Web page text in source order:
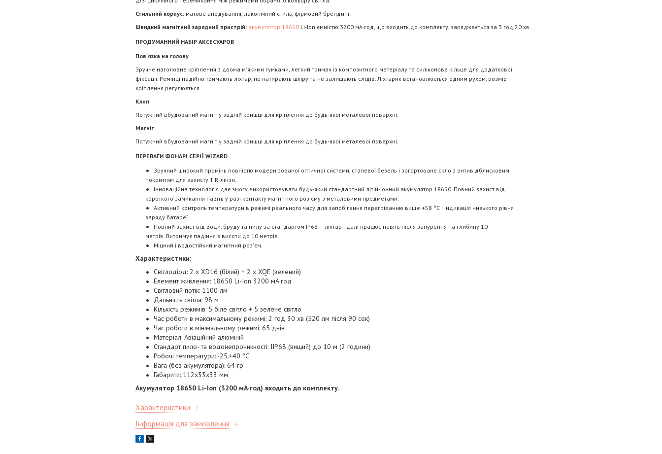
Стильний корпус: матове анодування, лаконічний стиль, фірмовий брендинг.
Швидкий магнітний зарядний пристрій: акумулятор 18650 Li-Ion ємністю 3200 мА·год, що входить до комплекту, заряджається за 3 год 20 хв.
ПРОДУМАННИЙ НАБІР АКСЕСУАРОВ
Пов'язка на голову
Зручне наголовне кріплення з двома м'якими гумками, легкий тримач із композитного матеріалу та силіконове кільце для додаткової
фіксації. Ремінці надійно тримають ліхтар, не натирають шкіру та не залишають слідів. Ліхтарик встановлюється одним рухом, розмір
кріплення регулюється.
Клип
Потужний вбудований магніт у задній кришці для кріплення до будь-якої металевої поверхні.
Магніт
Потужний вбудований магніт у задній кришці для кріплення до будь-якої металевої поверхні.
ПЕРЕВАГИ ФОНАРІ СЕРІЇ WIZARD
Зручний широкий промінь повністю модернізованої оптичної системи, сталевої безель і загартоване скло з антивідблисковим
покриттям для захисту TIR-лінзи.
Інноваційна технологія дає змогу використовувати будь-який стандартний літій-іонний акумулятор 18650. Повний захист від
короткого замикання навіть у разі контакту магнітного роз'єму з металевими предметами.
Активний контроль температури в режимі реального часу для запобігання перегріванню вище +58 °C і індикація низького рівня
заряду батареї.
Повний захист від води, бруду та пилу за стандартом IP68 — ліхтар і далі працює навіть після занурення на глибину 10
метрів. Витримує падіння з висоти до 10 метрів.
Міцний і водостійкий магнітний роз'єм.
Характеристики:
Світлодіод: 2 х XD16 (білий) + 2 x XQE (зелений)
Елемент живлення: 18650 Li-Ion 3200 мА·год
Світловий потік: 1100 лм
Дальність світла: 98 м
Кількість режимів: 5 біле світло + 5 зелене світло
Час роботи в максимальному режимі: 2 год 30 хв (520 лм після 90 сек)
Час роботи в мінімальному режимі: 65 днів
Матеріал: Авіаційний алюміній
Стандарт пило- та водонепроникності: IIP68 (вищий) до 10 м (2 години)
Робочі температури: -25.+40 °C
Вага (без акумулятора): 64 гр
Габарити: 112x33x33 мм
Акумулятор 18650 Li-Ion (3200 мА·год) входить до комплекту.
Характеристики
Інформація для замовлення